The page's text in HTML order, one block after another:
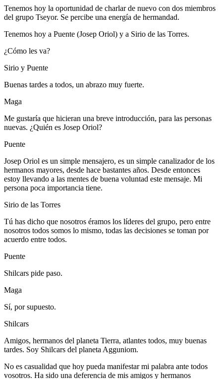
Tenemos hoy la oportunidad de charlar de nuevo con dos miembros
del grupo Tseyor. Se percibe una energía de hermandad.
Tenemos hoy a Puente (Josep Oriol) y a Sirio de las Torres.
¿Cómo les va?
Sirio y Puente
Buenas tardes a todos, un abrazo muy fuerte.
Maga
Me gustaría que hicieran una breve introducción, para las personas
nuevas. ¿Quién es Josep Oriol?
Puente
Josep Oriol es un simple mensajero, es un simple canalizador de los
hermanos mayores, desde hace bastantes años. Desde entonces
estoy llevando a las mentes de buena voluntad este mensaje. Mi
persona poca importancia tiene.
Sirio de las Torres
Tú has dicho que nosotros éramos los líderes del grupo, pero entre
nosotros todos somos lo mismo, todas las decisiones se toman por
acuerdo entre todos.
Puente
Shilcars pide paso.
Maga
Sí, por supuesto.
Shilcars
Amigos, hermanos del planeta Tierra, atlantes todos, muy buenas
tardes. Soy Shilcars del planeta Agguniom.
No es casualidad que hoy pueda manifestar mi palabra ante todos
vosotros. Ha sido una deferencia de mis amigos y hermanos